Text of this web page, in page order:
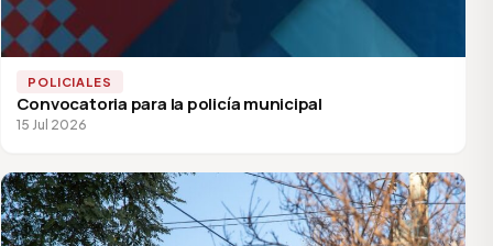
POLICIALES
Convocatoria para la policía municipal
15 Jul 2026